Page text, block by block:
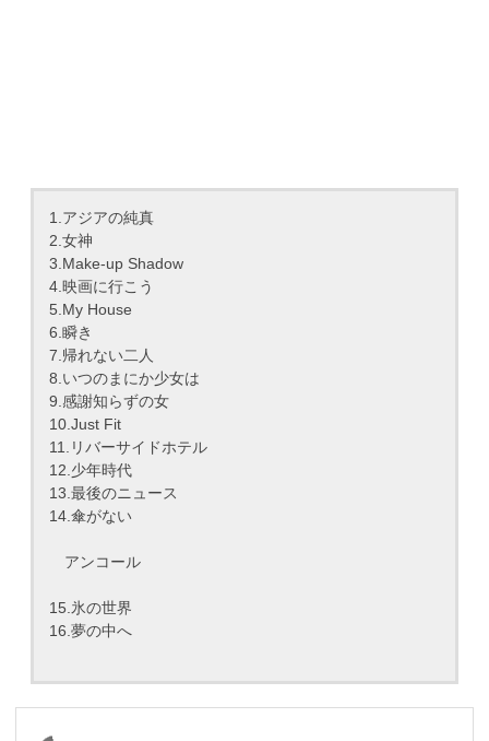
1.アジアの純真
2.女神
3.Make-up Shadow
4.映画に行こう
5.My House
6.瞬き
7.帰れない二人
8.いつのまにか少女は
9.感謝知らずの女
10.Just Fit
11.リバーサイドホテル
12.少年時代
13.最後のニュース
14.傘がない
アンコール
15.氷の世界
16.夢の中へ